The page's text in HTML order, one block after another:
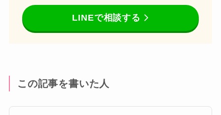
LINEで相談する
この記事を書いた人